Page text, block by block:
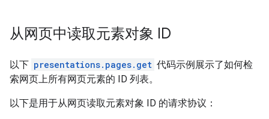
从网页中读取元素对象 ID
以下 presentations.pages.get 代码示例展示了如何检
索网页上所有网页元素的 ID 列表。
以下是用于从网页读取元素对象 ID 的请求协议：